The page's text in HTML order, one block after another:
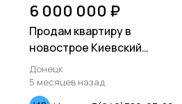
6 000 000 ₽
Продам квартиру в
новострое Киевский
район проспект
Панфилова
Донецк
5 месяцев назад